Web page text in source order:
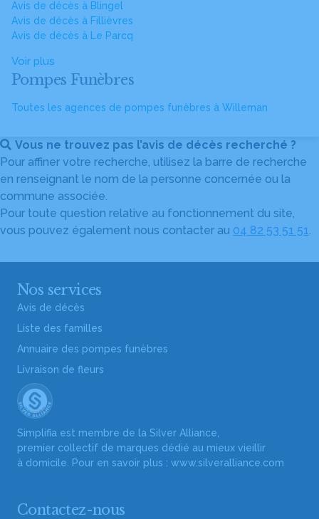
Avis de décès à Blingel
Avis de décès à Fillièvres
Avis de décès à Le Parcq
Voir plus
Pompes Funèbres
Toutes les agences de pompes funèbres à Willeman
Vous ne trouvez pas l’avis de décès recherché ?
Pour affiner votre recherche, utilisez la barre de recherche
en renseignant le nom de la personne concernée ou la
commune associée.
Pour toute question relative au fonctionnement du site,
vous pouvez également nous contacter au 04 82 53 51 51.
Nos services
Avis de décès
Liste des familles
Annuaire des pompes funèbres
Livraison de fleurs
Simplifia est membre de la Silver Alliance,
premier collectif de marques dédié au mieux vieillir
à domicile. Pour en savoir plus : www.silveralliance.com
Contactez-nous